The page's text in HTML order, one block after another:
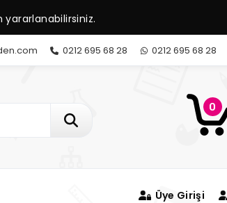
yararlanabilirsiniz.
0212 695 68 28 0212 695 68 28
0
Üye Girişi